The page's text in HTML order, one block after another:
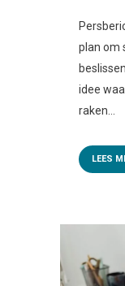
plan om
idee
raken...
LEES